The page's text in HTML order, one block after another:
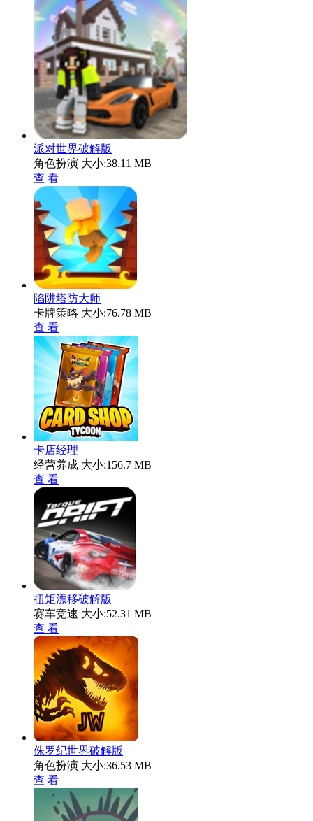
派对世界破解版
角色扮演 大小:38.11 MB
查 看
陷阱塔防大师
卡牌策略 大小:76.78 MB
查 看
卡店经理
经营养成 大小:156.7 MB
查 看
扭矩漂移破解版
赛车竞速 大小:52.31 MB
查 看
侏罗纪世界破解版
角色扮演 大小:36.53 MB
查 看